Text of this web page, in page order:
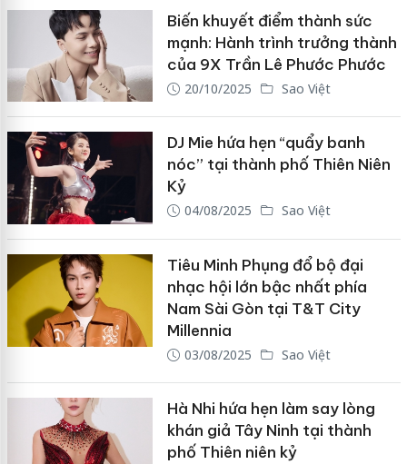
Biến khuyết điểm thành sức
mạnh: Hành trình trưởng thành
của 9X Trần Lê Phước Phước
20/10/2025 Sao Việt
DJ Mie hứa hẹn “quẩy banh
nóc” tại thành phố Thiên Niên
Kỷ
04/08/2025 Sao Việt
Tiêu Minh Phụng đổ bộ đại
nhạc hội lớn bậc nhất phía
Nam Sài Gòn tại T&T City
Millennia
03/08/2025 Sao Việt
Hà Nhi hứa hẹn làm say lòng
khán giả Tây Ninh tại thành
phố Thiên niên kỷ